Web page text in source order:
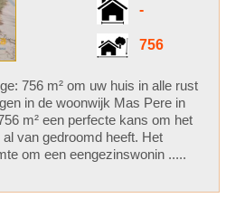
-
756
756 m² om uw huis in alle rust
in de woonwijk Mas Pere in
m² een perfecte kans om het
van gedroomd heeft. Het
om een ​​eengezinswonin .....